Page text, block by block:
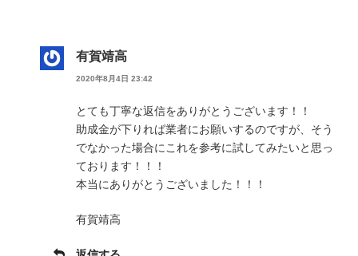
有賀靖高
2020年8月4日 23:42
とても丁寧な返信をありがとうございます！！
助成金が下りれば業者にお願いするのですが、そう
でなかった場合にこれを参考に試してみたいと思っ
ております！！！
本当にありがとうございました！！！
有賀靖高